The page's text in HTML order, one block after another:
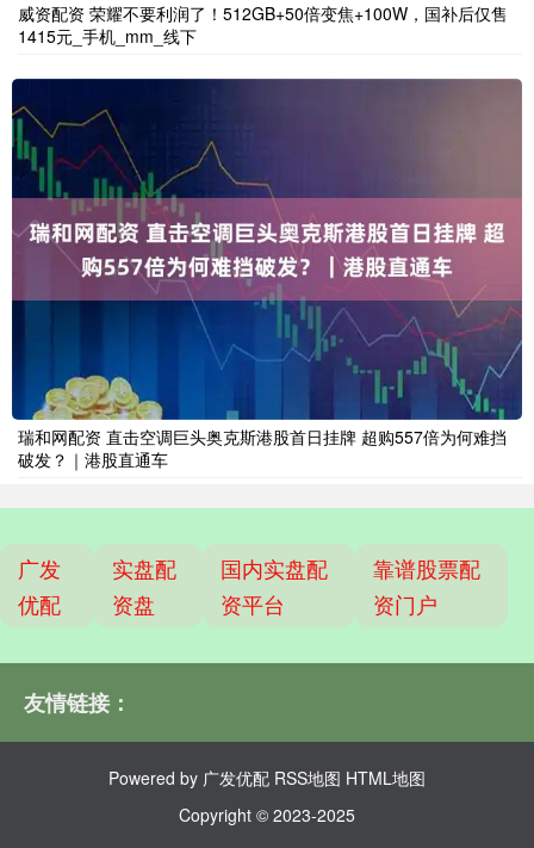
威资配资 荣耀不要利润了！512GB+50倍变焦+100W，国补后仅售
1415元_手机_mm_线下
瑞和网配资 直击空调巨头奥克斯港股首日挂牌 超购557倍为何难挡
破发？｜港股直通车
广发
优配
实盘配
资盘
国内实盘配
资平台
靠谱股票配
资门户
友情链接：
Powered by 广发优配 RSS地图 HTML地图
Copyright © 2023-2025